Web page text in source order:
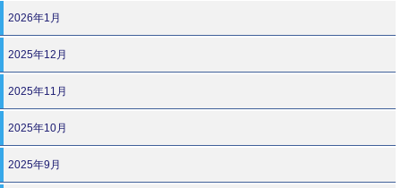
2026年1月
2025年12月
2025年11月
2025年10月
2025年9月